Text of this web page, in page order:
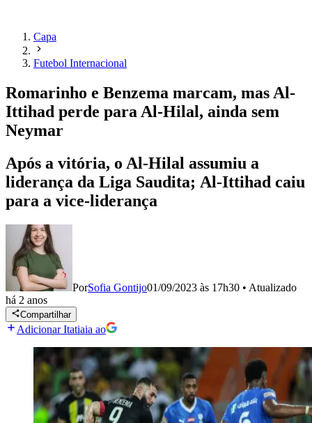
Capa
Futebol Internacional
Romarinho e Benzema marcam, mas Al-
Ittihad perde para Al-Hilal, ainda sem
Neymar
Após a vitória, o Al-Hilal assumiu a
liderança da Liga Saudita; Al-Ittihad caiu
para a vice-liderança
PorSofia Gontijo01/09/2023 às 17h30 • Atualizado
há 2 anos
Compartilhar
Adicionar Itatiaia ao